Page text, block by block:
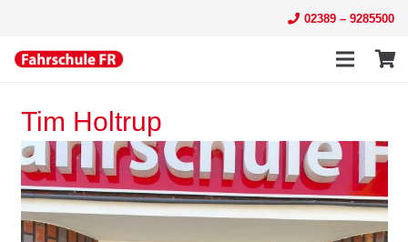
02389 – 9285500
Tim Holtrup